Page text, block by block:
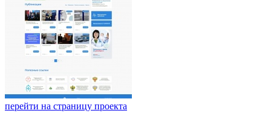
перейти на страницу проекта